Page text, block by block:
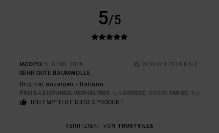
5/5
IACOPO25. APRIL 2026
VERIFIZIERTER KAUF
SEHR GUTE BAUMWOLLE
Original anzeigen - Italiano
PREIS-LEISTUNGS-VERHÄLTNIS: 5 /5 GRÖSSE : GROSS FARBE: 5/5
ICH EMPFEHLE DIESES PRODUKT
VERIFIZIERT VON TRUSTVILLE